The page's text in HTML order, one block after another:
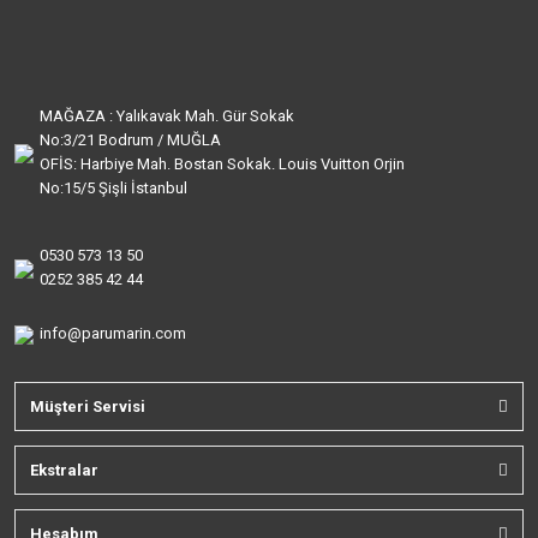
MAĞAZA : Yalıkavak Mah. Gür Sokak
No:3/21 Bodrum / MUĞLA
OFİS: Harbiye Mah. Bostan Sokak. Louis Vuitton Orjin
No:15/5 Şişli İstanbul
0530 573 13 50
0252 385 42 44
info@parumarin.com
Müşteri Servisi
Ekstralar
Hesabım